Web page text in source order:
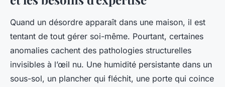
Quand un désordre apparaît dans une maison, il est
tentant de tout gérer soi-même. Pourtant, certaines
anomalies cachent des pathologies structurelles
invisibles à l’œil nu. Une humidité persistante dans un
sous-sol, un plancher qui fléchit, une porte qui coince